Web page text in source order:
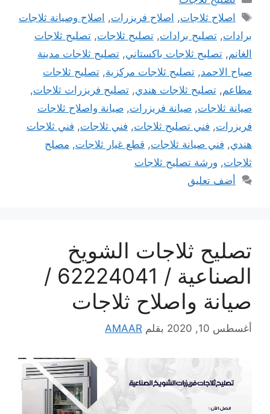
الوسوم
اصلاح ثلاجات, اصلاح فريزرات, اصلاح وصيانة ثلاجات
برادات, تصليح برادات, تصليح ثلاجات, تصليح ثلاجات
الغانم, تصليح ثلاجات باكستاني, تصليح ثلاجات مدينة
صباح الاحمد, تصليح ثلاجات مركزية, تصليح ثلاجات
مطاعم, تصليح ثلاجات هندي, تصليح فريزرات ثلاجات,
صيانة ثلاجات, صيانة فريزرات, صيانة واصلاح ثلاجات
فريزرات, فني تصليح ثلاجات, فني ثلاجات, فني ثلاجات
هندي, فني صيانة ثلاجات, قطع غيار ثلاجات, مصلح
ثلاجات, ورشة تصليح ثلاجات
أضف تعليق
تصليح ثلاجات الشويخ
الصناعية / 62224041 /
صيانة واصلاح ثلاجات
أغسطس 10, 2020 بقلم AMAAR